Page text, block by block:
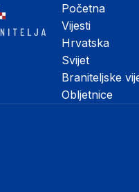
Početna
Vijesti
Hrvatska
Svijet
Braniteljske
Obljetnice